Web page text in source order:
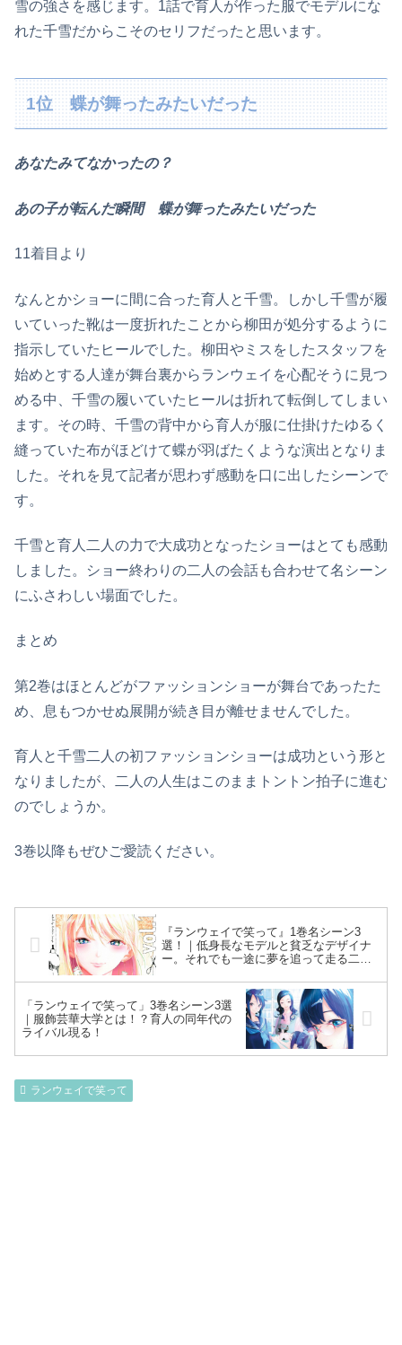
雪の強さを感じます。1話で育人が作った服でモデルにな
れた千雪だからこそのセリフだったと思います。
1位 蝶が舞ったみたいだった
あなたみてなかったの？
あの子が転んだ瞬間 蝶が舞ったみたいだった
11着目より
なんとかショーに間に合った育人と千雪。しかし千雪が履
いていった靴は一度折れたことから柳田が処分するように
指示していたヒールでした。柳田やミスをしたスタッフを
始めとする人達が舞台裏からランウェイを心配そうに見つ
める中、千雪の履いていたヒールは折れて転倒してしまい
ます。その時、千雪の背中から育人が服に仕掛けたゆるく
縫っていた布がほどけて蝶が羽ばたくような演出となりま
した。それを見て記者が思わず感動を口に出したシーンで
す。
千雪と育人二人の力で大成功となったショーはとても感動
しました。ショー終わりの二人の会話も合わせて名シーン
にふさわしい場面でした。
まとめ
第2巻はほとんどがファッションショーが舞台であったた
め、息もつかせぬ展開が続き目が離せませんでした。
育人と千雪二人の初ファッションショーは成功という形と
なりましたが、二人の人生はこのままトントン拍子に進む
のでしょうか。
3巻以降もぜひご愛読ください。
『ランウェイで笑って』1巻名シーン3
選！｜低身長なモデルと貧乏なデザイナ
ー。それでも一途に夢を追って走る二人
「ランウェイで笑って」3巻名シーン3選
｜服飾芸華大学とは！？育人の同年代の
ライバル現る！
ランウェイで笑って